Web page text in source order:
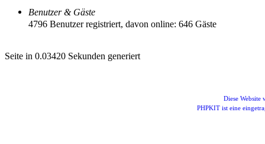
Benutzer & Gäste
4796 Benutzer registriert, davon online: 646 Gäste
Seite in 0.03420 Sekunden generiert
Diese Website
PHPKIT ist eine